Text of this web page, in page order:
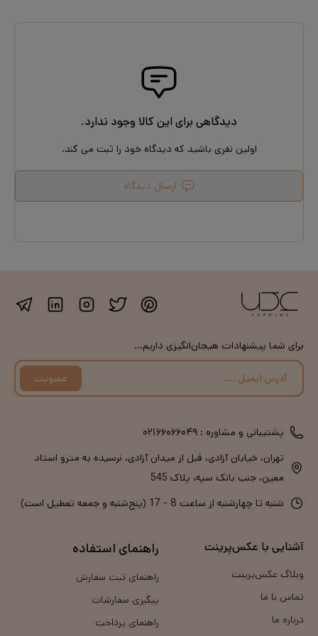
دیدگاهی برای این کالا وجود ندارد.
اولین نفری باشید که دیدگاه خود را ثبت می کند.
ارسال دیدگاه
برای شما پیشنهادات هیجان‌انگیزی داریم...
عضویت
پشتیبانی و مشاوره : ۰۲۱۶۶۰۶۶۰۴۹
تهران، خیابان آزادی، قبل از میدان آزادی، نرسیده به مترو استاد
معین، جنب بانک سپه، پلاک 545
شنبه تا چهارشنبه از ساعت 8 - 17 (پنج‌شنبه و جمعه تعطیل است)
آشنایی با عکس‌پرینت
وبلاگ عکس‌پرینت
تماس با ما
درباره ما
راهنمای استفاده
راهنمای ثبت سفارش
پیگیری سفارشات
راهنمای پرداخت